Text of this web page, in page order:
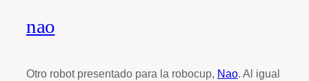
nao
Otro robot presentado para la robocup, Nao. Al igual